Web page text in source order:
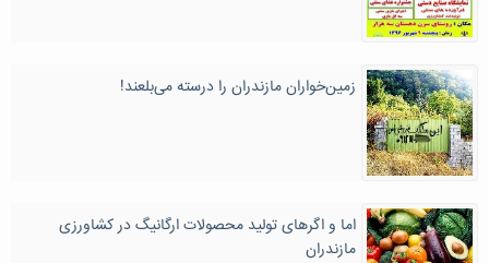
زمین‌خواران مازندران را درسته می‌بلعند!
اما و اگرهای تولید محصولات ارگانیگ در کشاورزی
مازندران